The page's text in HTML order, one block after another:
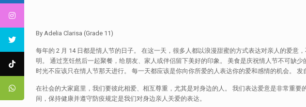
By Adelia Clarisa (Grade 11)
每年的 2 月 14 日都是情人节的日子。 在这一天，很多人都以浪漫甜蜜的方式表达对亲人的爱
明。 通过烹饪然后一起聚餐，给朋友、家人或伴侣留下美好的印象。 美食是庆祝情人节不可缺
时光不应该只在情人节那天进行。 每一天都应该是你向你所爱的人表达你的爱和感情的机会。
在社会的大家庭里，我们要彼此相爱、相互尊重，尤其是对身边的人。 我们表达爱意是非常重
间，保持健康并遵守防疫规定是我们对身边亲人关爱的表达。